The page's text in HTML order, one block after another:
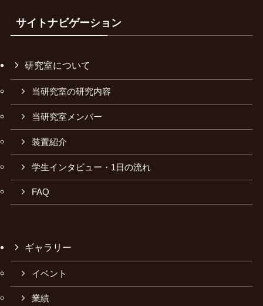
サイトナビゲーション
研究室について
当研究室の研究内容
当研究室メンバー
装置紹介
学生インタビュー・1日の流れ
FAQ
ギャラリー
イベント
業績